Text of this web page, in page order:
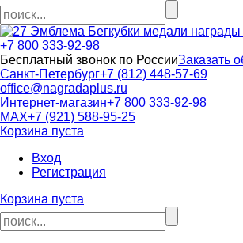
кубки медали
+7 800 333-92-98
Бесплатный звонок по РоссииЗаказать
Санкт-Петербург+7 (812) 448-57-69
office@nagradaplus.ru
Интернет-магазин+7 800 333-92-98
MAX+7 (921) 588-95-25
Корзина пуста
Вход
Регистрация
Корзина пуста